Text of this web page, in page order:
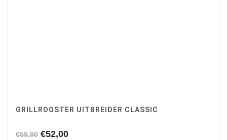
GRILLROOSTER UITBREIDER CLASSIC
€59,90 Oorspronkelijke
€52,00Huidige